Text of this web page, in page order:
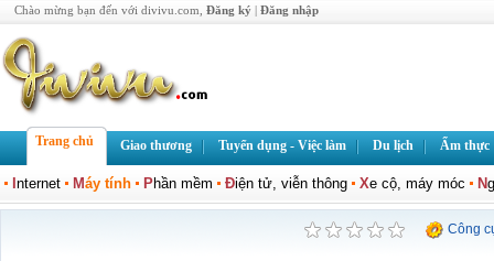
Chào mừng bạn đến với divivu.com, Đăng ký | Đăng nhập
Trang chủ Giao thương Tuyển dụng - Việc làm Du lịch Ẩm thực
nternet Máy tính Phần mềm Điện tử, viễn thông Xe cộ, máy móc N
Công